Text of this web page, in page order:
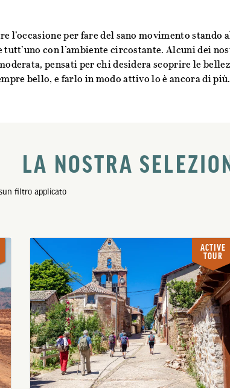
l’occasione per fare del sano movimento
con l’ambiente circostante. Alcuni dei
pensati per chi desidera scoprire le
bello, e farlo in modo attivo lo è ancora di più.
LA NOSTRA
filtro applicato
ACTIVE
TOUR